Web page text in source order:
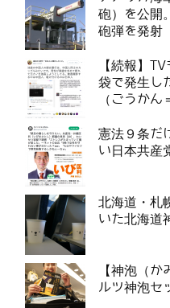
砲）を公開
砲弾を発射
【続報】
袋で発生し
（ごうかん
憲法９条だ
い日本共産
北海道・札
いた北海道
【神泡（
ルツ神泡セ